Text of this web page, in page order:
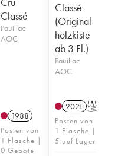
Classé
Pauillac
AOC
1988
Posten von
1 Flasche |
0 Gebote
Classé
(Original-
holzkiste
ab 3 Fl.)
Pauillac
AOC
2021 T
Posten von
1 Flasche |
5 auf Lager